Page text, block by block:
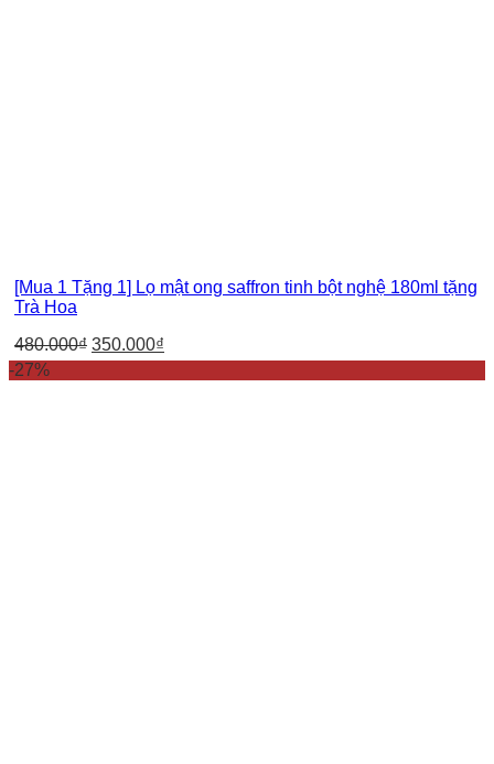
[Mua 1 Tặng 1] Lọ mật ong saffron tinh bột nghệ 180ml tặng
Trà Hoa
480.000₫ 350.000₫
-27%